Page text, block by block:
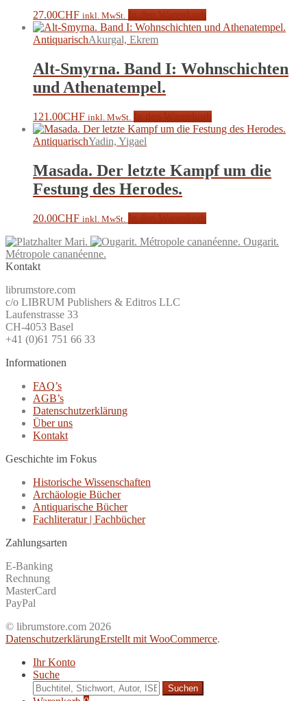
27.00CHF inkl. MwSt.
AntiquarischAkurgal, Ekrem
Alt-Smyrna. Band I: Wohnschichten
und Athenatempel.
121.00CHF inkl. MwSt.
AntiquarischYadin, Yigael
Masada. Der letzte Kampf um die
Festung des Herodes.
20.00CHF inkl. MwSt.
Mari.
Ougarit.
Métropole cananéenne.
Kontakt
librumstore.com
c/o LIBRUM Publishers & Editros LLC
Laufenstrasse 33
CH-4053 Basel
+41 (0)61 751 66 33
Informationen
FAQ’s
AGB’s
Datenschutzerklärung
Über uns
Kontakt
Geschichte im Fokus
Historische Wissenschaften
Archäologie Bücher
Antiquarische Bücher
Fachliteratur | Fachbücher
Zahlungsarten
E-Banking
Rechnung
MasterCard
PayPal
© librumstore.com 2026
DatenschutzerklärungErstellt mit WooCommerce.
Ihr Konto
Suche
Suche
nach: